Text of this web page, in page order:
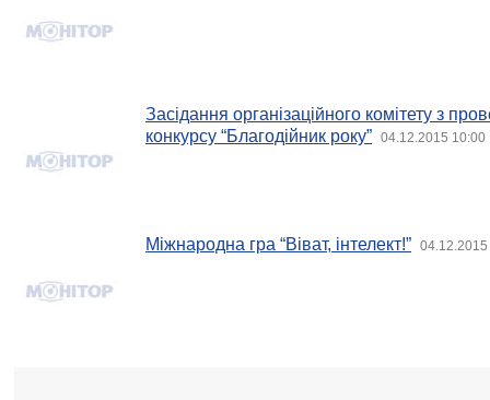
Засідання організаційного комітету з
конкурсу “Благодійник року”
04.12.2015 10:00
Міжнародна гра “Віват, інтелект!” 04.12.2015